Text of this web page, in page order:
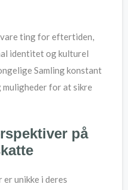
ting for eftertiden,
identitet og kulturel
Samling konstant
for at sikre
på
unikke i deres